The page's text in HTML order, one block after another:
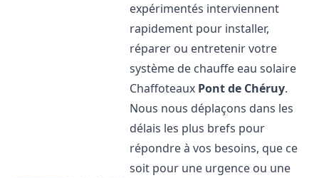
expérimentés interviennent
rapidement pour installer,
réparer ou entretenir votre
système de chauffe eau solaire
Chaffoteaux Pont de Chéruy.
Nous nous déplaçons dans les
délais les plus brefs pour
répondre à vos besoins, que ce
soit pour une urgence ou une